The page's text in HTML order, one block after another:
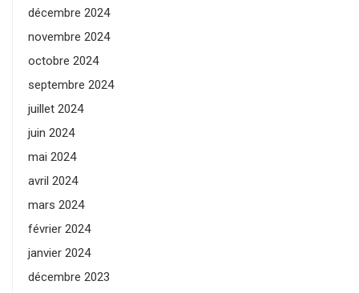
décembre 2024
novembre 2024
octobre 2024
septembre 2024
juillet 2024
juin 2024
mai 2024
avril 2024
mars 2024
février 2024
janvier 2024
décembre 2023